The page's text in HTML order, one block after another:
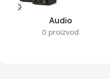
Audio
0 proizvod